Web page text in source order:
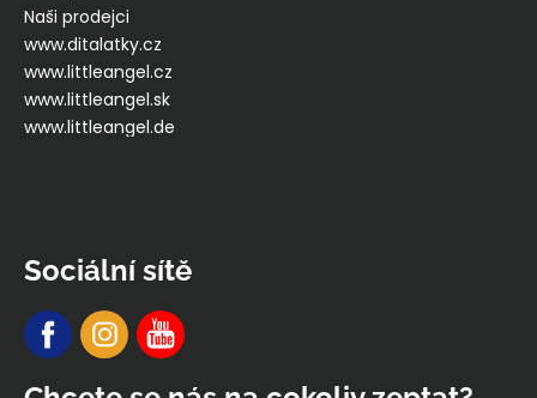
Naši prodejci
www.ditalatky.cz
www.littleangel.cz
www.littleangel.sk
www.littleangel.de
Sociální sítě